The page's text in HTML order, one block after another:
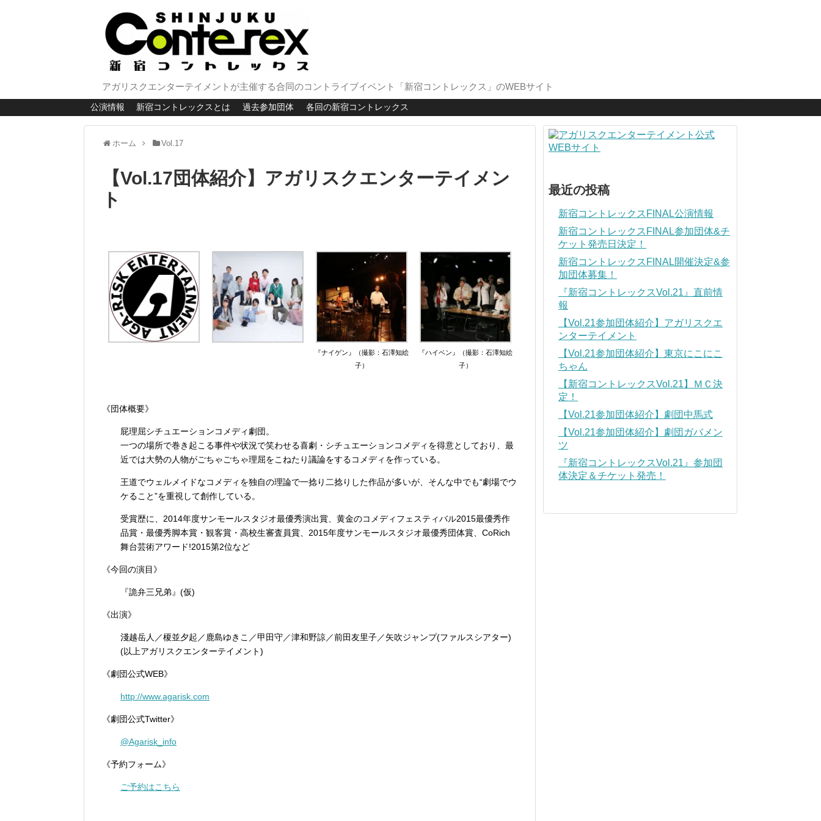
アガリスクエンターテイメントが主催する合同のコントライブイベント「新宿コントレックス」のWEBサイト
公演情報 新宿コントレックスとは 過去参加団体 各回の新宿コントレックス
ホーム Vol.17
【Vol.17団体紹介】アガリスクエンターテイメン
ト
『ナイゲン』（撮影：石澤知絵
子）
『ハイベン』（撮影：石澤知絵
子）
《団体概要》
屁理屈シチュエーションコメディ劇団。
一つの場所で巻き起こる事件や状況で笑わせる喜劇・シチュエーションコメディを得意としており、最
近では大勢の人物がごちゃごちゃ理屈をこねたり議論をするコメディを作っている。
王道でウェルメイドなコメディを独自の理論で一捻り二捻りした作品が多いが、そんな中でも“劇場でウ
ケること”を重視して創作している。
受賞歴に、2014年度サンモールスタジオ最優秀演出賞、黄金のコメディフェスティバル2015最優秀作
品賞・最優秀脚本賞・観客賞・高校生審査員賞、2015年度サンモールスタジオ最優秀団体賞、CoRich
舞台芸術アワード!2015第2位など
《今回の演目》
『詭弁三兄弟』(仮)
《出演》
淺越岳人／榎並夕起／鹿島ゆきこ／甲田守／津和野諒／前田友里子／矢吹ジャンプ(ファルスシアター)
(以上アガリスクエンターテイメント)
《劇団公式WEB》
http://www.agarisk.com
《劇団公式Twitter》
@Agarisk_info
《予約フォーム》
ご予約はこちら
最近の投稿
新宿コントレックスFINAL公演情報
新宿コントレックスFINAL参加団体&チ
ケット発売日決定！
新宿コントレックスFINAL開催決定&参
加団体募集！
『新宿コントレックスVol.21』直前情
報
【Vol.21参加団体紹介】アガリスクエ
ンターテイメント
【Vol.21参加団体紹介】東京にこにこ
ちゃん
【新宿コントレックスVol.21】ＭＣ決
定！
【Vol.21参加団体紹介】劇団中馬式
【Vol.21参加団体紹介】劇団ガバメン
ツ
『新宿コントレックスVol.21』参加団
体決定＆チケット発売！